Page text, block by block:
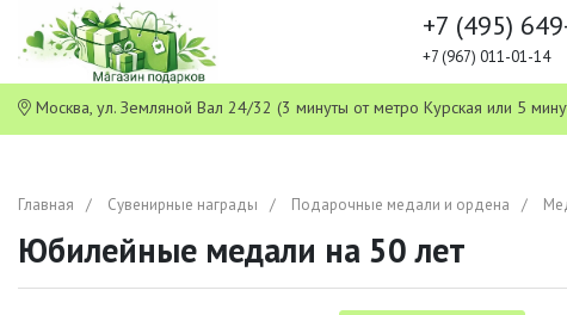
+7 (495)
+7 (967) 011-01-14
Москва, ул. Земляной Вал 24/32 (3 минуты от метро Курская или 5
Главная Сувенирные награды Подарочные медали и ордена
Юбилейные медали на 50 лет